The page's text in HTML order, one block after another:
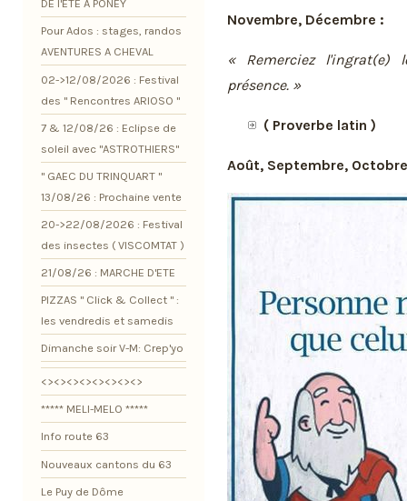
Novembre, Décembre :
« Remerciez l'ingrat(e)
présence. »
( Proverbe latin )
Août, Septembre,
DE l'ETE A PONEY
Pour Ados : stages, randos
AVENTURES A CHEVAL
02->12/08/2026 : Festival
des " Rencontres ARIOSO "
7 & 12/08/26 : Eclipse de
soleil avec "ASTROTHIERS"
" GAEC DU TRINQUART "
13/08/26 : Prochaine vente
20->22/08/2026 : Festival
des insectes ( VISCOMTAT )
21/08/26 : MARCHE D'ETE
PIZZAS " Click & Collect " :
les vendredis et samedis
Dimanche soir V-M: Crep'yo
<><><><><><><><>
***** MELI-MELO *****
Info route 63
Nouveaux cantons du 63
Le Puy de Dôme